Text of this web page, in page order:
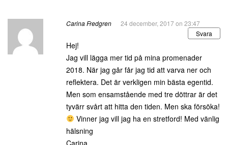
Carina Fredgren
24 december, 2017 on 23:47
Svara
Hej!
Jag vill lägga mer tid på mina promenader
2018. När jag går får jag tid att varva ner och
reflektera. Det är verkligen min bästa egentid.
Men som ensamstående med tre döttrar är det
tyvärr svårt att hitta den tiden. Men ska försöka!
Vinner jag vill jag ha en stretford! Med vänlig
hälsning
Carina